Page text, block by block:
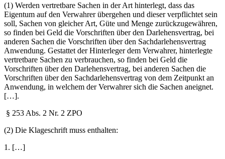
(1) Werden vertretbare Sachen in der Art hinterlegt, dass das
Eigentum auf den Verwahrer übergehen und dieser verpflichtet sein
soll, Sachen von gleicher Art, Güte und Menge zurückzugewähren,
so finden bei Geld die Vorschriften über den Darlehensvertrag, bei
anderen Sachen die Vorschriften über den Sachdarlehensvertrag
Anwendung. Gestattet der Hinterleger dem Verwahrer, hinterlegte
vertretbare Sachen zu verbrauchen, so finden bei Geld die
Vorschriften über den Darlehensvertrag, bei anderen Sachen die
Vorschriften über den Sachdarlehensvertrag von dem Zeitpunkt an
Anwendung, in welchem der Verwahrer sich die Sachen aneignet.
[…].
§ 253 Abs. 2 Nr. 2 ZPO
(2) Die Klageschrift muss enthalten:
1. […]